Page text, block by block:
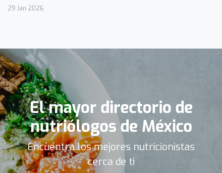
29 Jan 2026
El mayor directorio de
nutriólogos de México
Encuentra los mejores nutricionistas
cerca de ti